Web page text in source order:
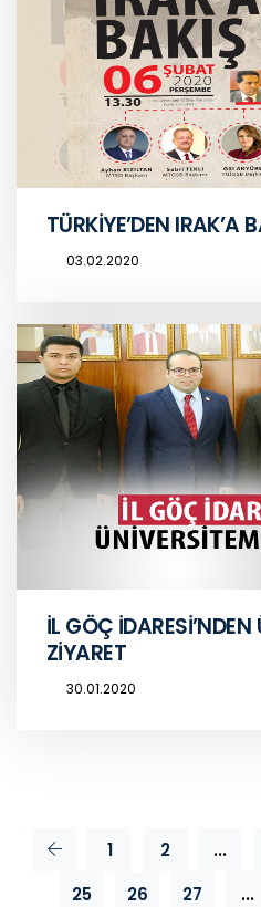
TÜRKİYE’DEN IRAK’A
03.02.2020
İL GÖÇ
ZİYARET
30.01.2020
1 2 ...
25
26 27 ...